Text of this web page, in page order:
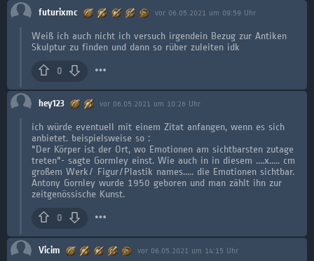
futurixmc vor 06.05.2021 um 09:59 Uhr
Weiß ich auch nicht ich versuch irgendein Bezug zur Antiken
Skulptur zu finden und dann so rüber zuleiten idk
0
hey123 vor 06.05.2021 um 10:26 Uhr
ich würde eventuell mit einem Zitat anfangen, wenn es sich
anbietet. beispielsweise so :
"Der Körper ist der Ort, wo Emotionen am sichtbarsten zutage
treten"- sagte Gormley einst. Wie auch in in diesem ....x..... cm
großem Werk/ Figur/Plastik names..... die Emotionen sichtbar.
Antony Gornley wurde 1950 geboren und man zählt ihn zur
zeitgenössische Kunst.
0
Vicim vor 06.05.2021 um 14:15 Uhr